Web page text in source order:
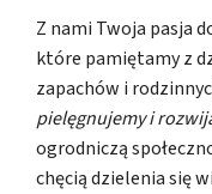
Z nami Twoja pasja
które pamiętamy z
zapachów i
pielęgnujemy i
ogrodniczą
chęcią dzielenia się